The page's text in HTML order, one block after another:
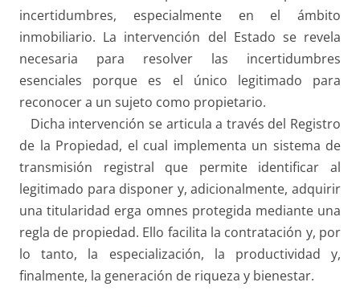
incertidumbres, especialmente en el ámbito
inmobiliario. La intervención del Estado se revela
necesaria para resolver las incertidumbres
esenciales porque es el único legitimado para
reconocer a un sujeto como propietario.
Dicha intervención se articula a través del Registro
de la Propiedad, el cual implementa un sistema de
transmisión registral que permite identificar al
legitimado para disponer y, adicionalmente, adquirir
una titularidad erga omnes protegida mediante una
regla de propiedad. Ello facilita la contratación y, por
lo tanto, la especialización, la productividad y,
finalmente, la generación de riqueza y bienestar.